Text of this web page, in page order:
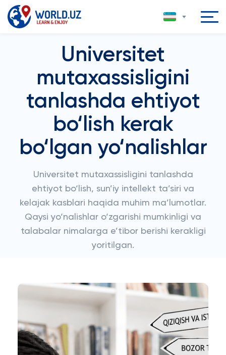
Universitet
mutaxassisligini
tanlashda ehtiyot
bo‘lish kerak
bo‘lgan yo‘nalishlar
Universitet mutaxassisligini tanlashda
ehtiyot bo‘lish, sun’iy intellekt ta’siri va
kelajak kasblari haqida muhim ma’lumotlar.
Qaysi yo‘nalishlar o‘zgarishi mumkinligi va
talabalar nimalarga e’tibor berishi kerakligi
yoritilgan.